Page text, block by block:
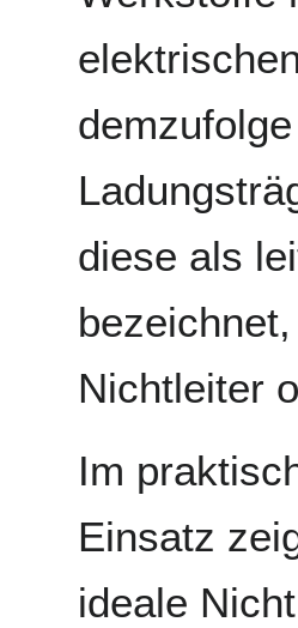
diese als
Nichtleiter
Im
Einsatz
ideale